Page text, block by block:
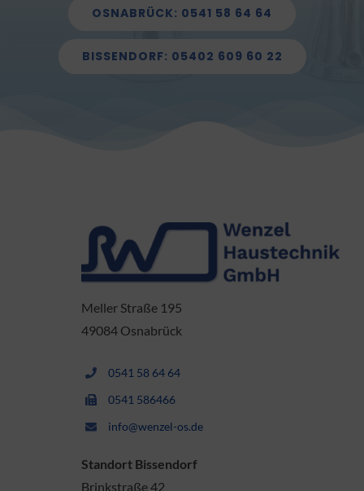
OSNABRÜCK: 0541 58 64 64
BISSENDORF: 05402 609 60 22
Meller Straße 195
49084 Osnabrück
0541 58 64 64
0541 586466
info@wenzel-os.de
Standort Bissendorf
Brinkstraße 42